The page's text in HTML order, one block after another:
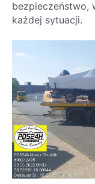
bezpieczeństwo,
każdej sytuacji.